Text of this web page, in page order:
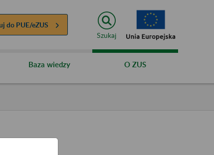
do PUE/eZUS
Szukaj
Baza wiedzy O ZUS